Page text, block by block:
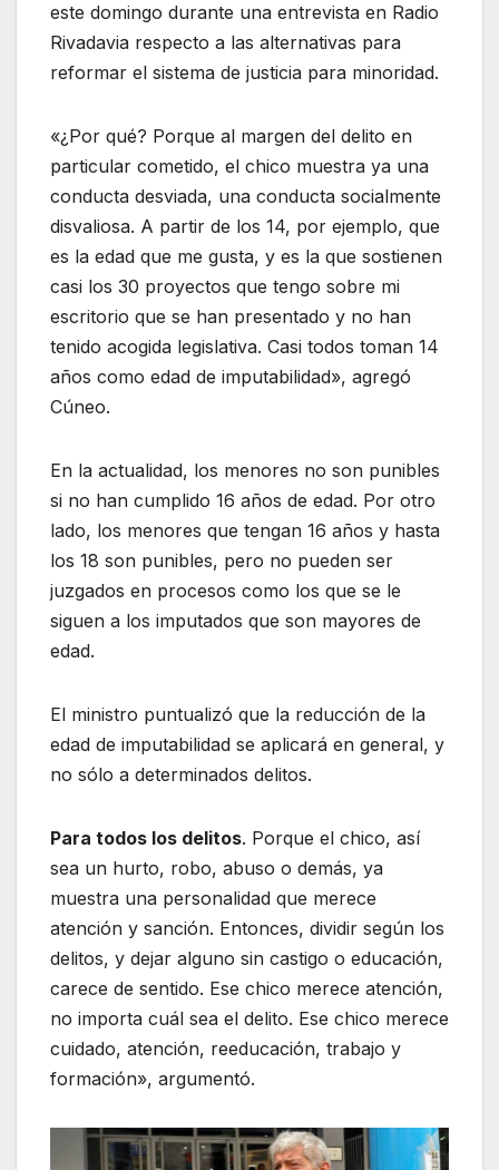
este domingo durante una entrevista en Radio
Rivadavia respecto a las alternativas para
reformar el sistema de justicia para minoridad.
«¿Por qué? Porque al margen del delito en
particular cometido, el chico muestra ya una
conducta desviada, una conducta socialmente
disvaliosa. A partir de los 14, por ejemplo, que
es la edad que me gusta, y es la que sostienen
casi los 30 proyectos que tengo sobre mi
escritorio que se han presentado y no han
tenido acogida legislativa. Casi todos toman 14
años como edad de imputabilidad», agregó
Cúneo.
En la actualidad, los menores no son punibles
si no han cumplido 16 años de edad. Por otro
lado, los menores que tengan 16 años y hasta
los 18 son punibles, pero no pueden ser
juzgados en procesos como los que se le
siguen a los imputados que son mayores de
edad.
El ministro puntualizó que la reducción de la
edad de imputabilidad se aplicará en general, y
no sólo a determinados delitos.
Para todos los delitos. Porque el chico, así
sea un hurto, robo, abuso o demás, ya
muestra una personalidad que merece
atención y sanción. Entonces, dividir según los
delitos, y dejar alguno sin castigo o educación,
carece de sentido. Ese chico merece atención,
no importa cuál sea el delito. Ese chico merece
cuidado, atención, reeducación, trabajo y
formación», argumentó.